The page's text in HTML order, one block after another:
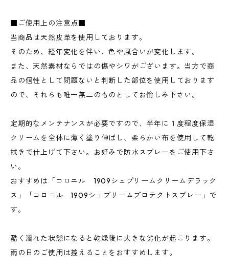
■ご使用上の注意点■
当商品は天然皮革を使用しております。
そのため、経年変化を伴い、色や風合いが変化します。
また、天然素材ならではの傷やシワがございます。当方で商
品の個性として問題ないと判断した部位を使用しております
ので、それらも唯一無二のものとしてお愉しみ下さい。
定期的なメンテナンスが必要ですので、半年に１度程度保湿
クリームを全体に薄く塗り伸ばし、柔らかい布を使用して乾
拭きで仕上げて下さい。お好みで防水スプレーをご使用下さ
い。
おすすめは「コロニル 1909シュプリームクリームデラック
ス」「コロニル 1909シュプリームプロテクトスプレー」で
す。
酷く濡れた状態になると乾燥後に大きな劣化が起こります。
雨の日のご使用は控えることをおすすめします。